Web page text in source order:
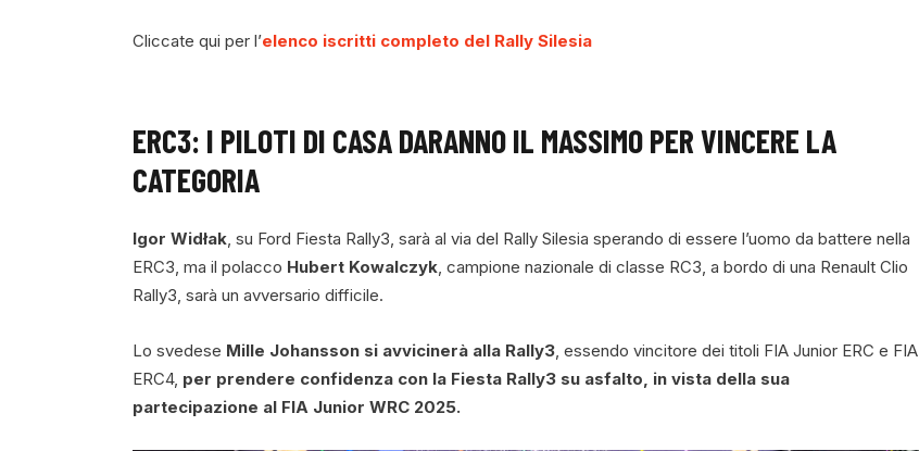
Cliccate qui per l’elenco iscritti completo del Rally Silesia
ERC3: I PILOTI DI CASA DARANNO IL MASSIMO PER VINCERE LA
CATEGORIA
Igor Widłak , su Ford Fiesta Rally3, sarà al via del Rally Silesia sperando di essere l’uomo da battere nella
ERC3, ma il polacco Hubert Kowalczyk , campione nazionale di classe RC3, a bordo di una Renault Clio
Rally3, sarà un avversario difficile.
Lo svedese Mille Johansson si avvicinerà alla Rally3, essendo vincitore dei titoli FIA Junior ERC e FIA
​​ERC4, per prendere confidenza con la Fiesta Rally3 su asfalto, in vista della sua
partecipazione al FIA Junior WRC 2025.